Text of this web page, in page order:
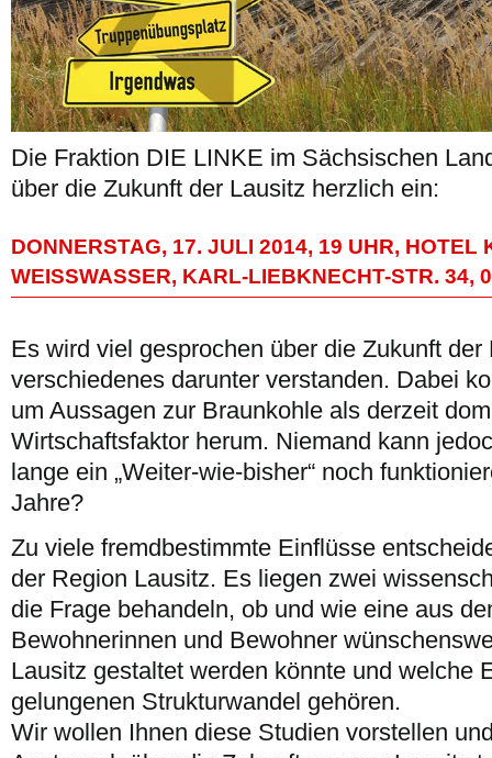
Die Fraktion DIE LINKE im Sächsischen
über die Zukunft der Lausitz herzlich ein:
DONNERSTAG, 17. JULI 2014, 19 UHR, HOTEL
WEISSWASSER, KARL-LIEBKNECHT-STR. 34,
Es wird viel gesprochen über die Zukunft der
verschiedenes darunter verstanden. Dabei
um Aussagen zur Braunkohle als derzeit
Wirtschaftsfaktor herum. Niemand kann
lange ein „Weiter-wie-bisher“ noch
Jahre?
Zu viele fremdbestimmte Einflüsse
der Region Lausitz. Es liegen zwei
die Frage behandeln, ob und wie eine aus
Bewohnerinnen und Bewohner
Lausitz gestaltet werden könnte und welche
gelungenen Strukturwandel gehören.
Wir wollen Ihnen diese Studien vorstellen